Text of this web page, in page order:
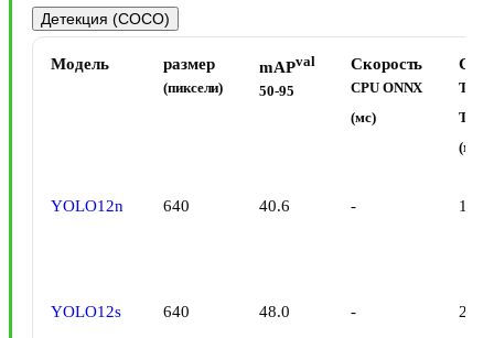
Детекция (COCO)
Модель размер
(пиксели)
mAPval
50-95
Скорость
CPU ONNX
(мс)
T4
(мс)
YOLO12n 640 40.6 - 1.64
YOLO12s 640 48.0 - 2.61